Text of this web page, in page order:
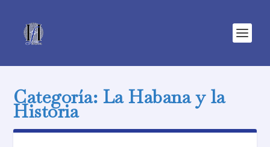
Categoría: La Habana y la
Historia